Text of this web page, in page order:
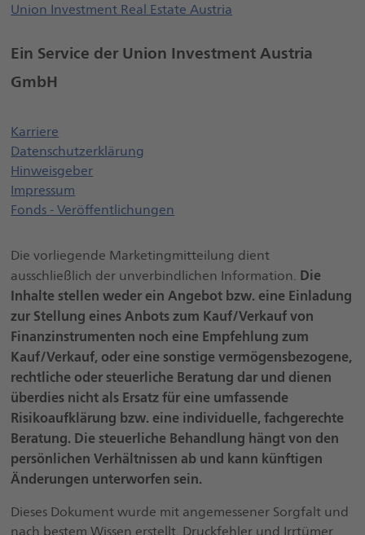
Union Investment Real Estate Austria
Ein Service der Union Investment Austria
GmbH
Karriere
Datenschutzerklärung
HinweisgeberÖffnet einen neuen Browser Tab
Impressum
Fonds - Veröffentlichungen
Die vorliegende Marketingmitteilung dient
ausschließlich der unverbindlichen Information. Die
Inhalte stellen weder ein Angebot bzw. eine Einladung
zur Stellung eines Anbots zum Kauf/Verkauf von
Finanzinstrumenten noch eine Empfehlung zum
Kauf/Verkauf, oder eine sonstige vermögensbezogene,
rechtliche oder steuerliche Beratung dar und dienen
überdies nicht als Ersatz für eine umfassende
Risikoaufklärung bzw. eine individuelle, fachgerechte
Beratung. Die steuerliche Behandlung hängt von den
persönlichen Verhältnissen ab und kann künftigen
Änderungen unterworfen sein.
Dieses Dokument wurde mit angemessener Sorgfalt und
nach bestem Wissen erstellt. Druckfehler und Irrtümer